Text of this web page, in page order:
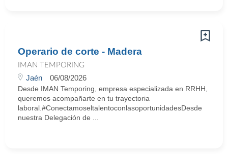
Operario de corte - Madera
IMAN TEMPORING
Jaén 06/08/2026
Desde IMAN Temporing, empresa especializada en RRHH,
queremos acompañarte en tu trayectoria
laboral.#ConectamoseltalentoconlasoportunidadesDesde
nuestra Delegación de ...